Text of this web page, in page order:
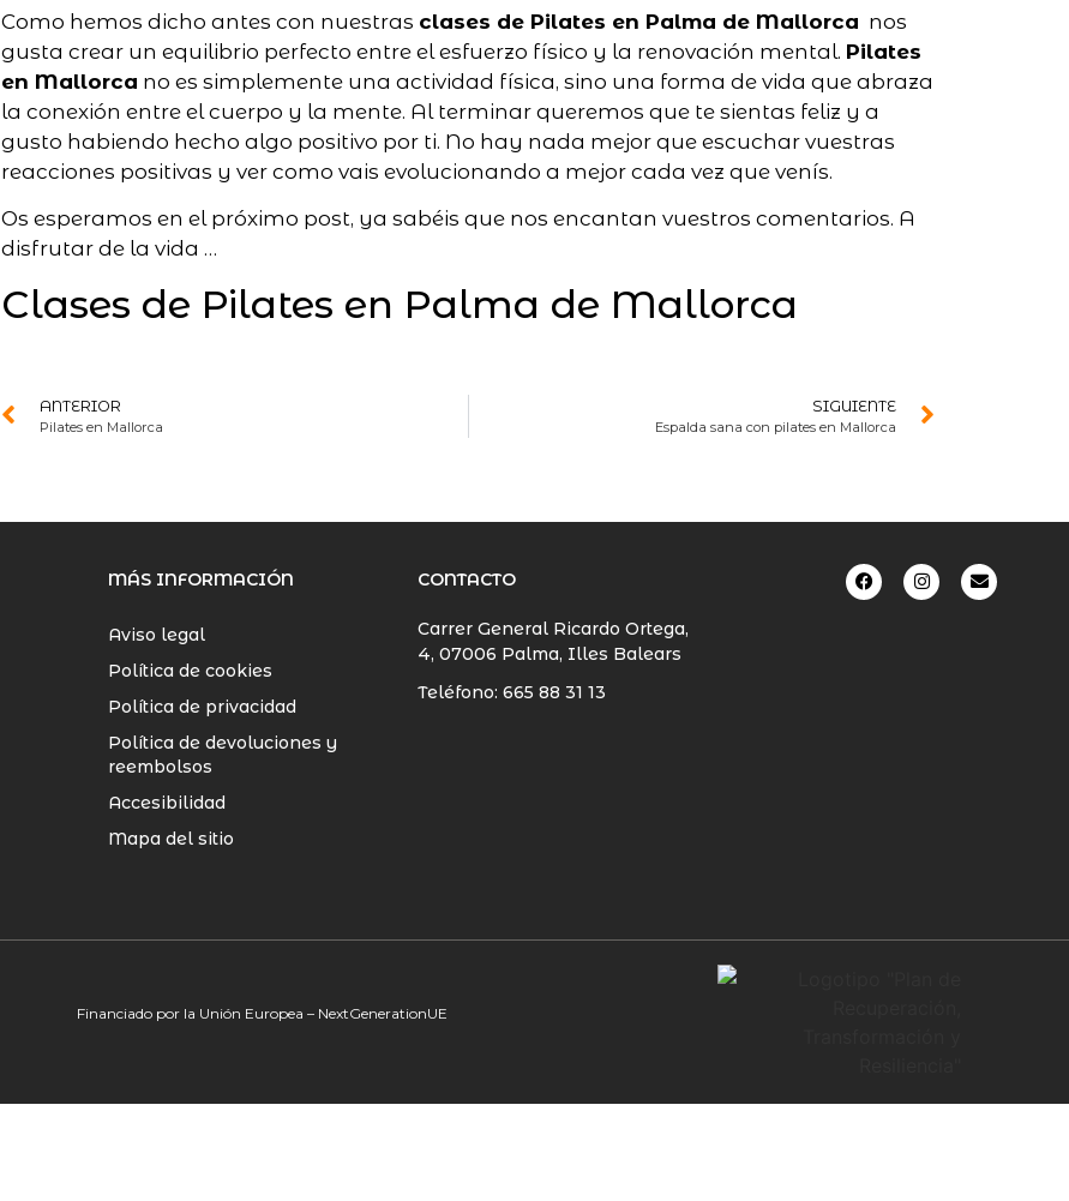
Como hemos dicho antes con nuestras clases de Pilates en Palma de Mallorca nos
gusta crear un equilibrio perfecto entre el esfuerzo físico y la renovación mental. Pilates
en Mallorca no es simplemente una actividad física, sino una forma de vida que abraza
la conexión entre el cuerpo y la mente. Al terminar queremos que te sientas feliz y a
gusto habiendo hecho algo positivo por ti. No hay nada mejor que escuchar vuestras
reacciones positivas y ver como vais evolucionando a mejor cada vez que venís.
Os esperamos en el próximo post, ya sabéis que nos encantan vuestros comentarios. A
disfrutar de la vida …
Clases de Pilates en Palma de Mallorca
ANTERIOR
Pilates en Mallorca
SIGUIENTE
Espalda sana con pilates en Mallorca
MÁS INFORMACIÓN
Aviso legal
Política de cookies
Política de privacidad
Política de devoluciones y
reembolsos
Accesibilidad
Mapa del sitio
CONTACTO
Carrer General Ricardo Ortega,
4, 07006 Palma, Illes Balears
Teléfono: 665 88 31 13
Financiado por la Unión Europea – NextGenerationUE